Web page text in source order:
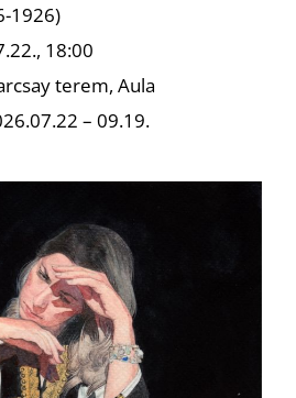
1926)
18:00
terem, Aula
– 09.19.